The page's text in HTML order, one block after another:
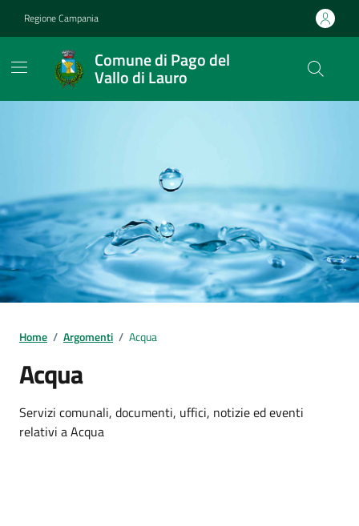
Regione Campania
Comune di Pago del
Vallo di Lauro
Home / Argomenti / Acqua
Acqua
Dettagli dell'argomento
Servizi comunali, documenti, uffici, notizie ed eventi
relativi a Acqua